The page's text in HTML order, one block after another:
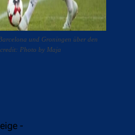
und Groningen über den
Photo by Maja
-